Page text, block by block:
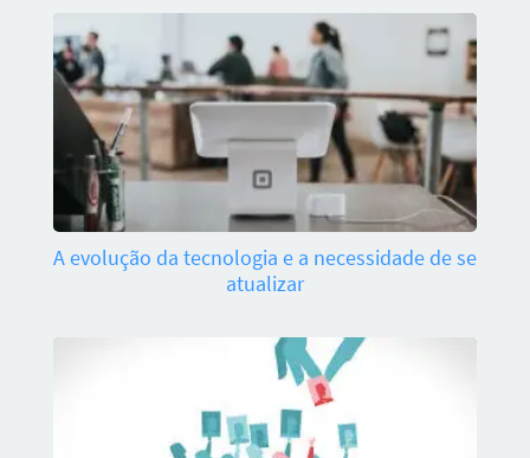
A evolução da tecnologia e a necessidade de se
atualizar